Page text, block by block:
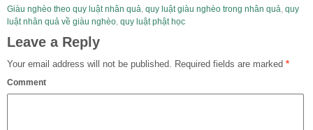
Giàu nghèo theo quy luật nhân quả quy luật giàu nghèo trong nhân quả quy
luật nhân quả về giàu nghèo quy luật phật học
Leave a Reply
Your email address will not be published. Required fields are marked *
Comment